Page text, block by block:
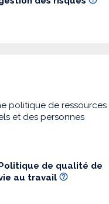
politique de ressources
et des personnes
de qualité de
au travail